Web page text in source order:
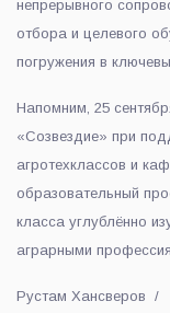
непрерывного
отбора и целевого
погружения в
Напомним, 25
«Созвездие» при
агротехклассов и
образовательный
класса углублённо
аграрными
Рустам Хансверов